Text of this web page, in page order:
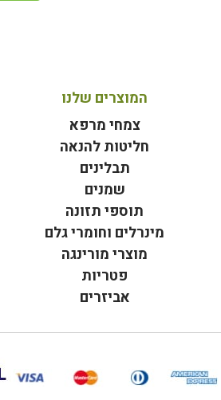
המוצרים שלנו
צמחי מרפא
חליטות להנאה
תבלינים
שמנים
תוספי תזונה
מינרלים וחומרי גלם
מוצרי מורינגה
פטריות
אביזרים